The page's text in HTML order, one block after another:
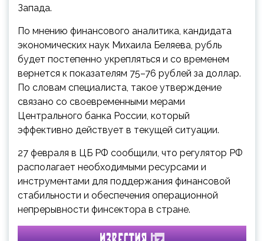
Запада.
По мнению финансового аналитика, кандидата
экономических наук Михаила Беляева, рубль
будет постепенно укрепляться и со временем
вернется к показателям 75–76 рублей за доллар.
По словам специалиста, такое утверждение
связано со своевременными мерами
Центрального банка России, который
эффективно действует в текущей ситуации.
27 февраля в ЦБ РФ сообщили, что регулятор РФ
располагает необходимыми ресурсами и
инструментами для поддержания финансовой
стабильности и обеспечения операционной
непрерывности финсектора в стране.